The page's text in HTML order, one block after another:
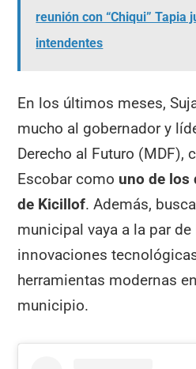
reunión con “Chiqui” Tapia
intendentes
En los últimos meses,
mucho al gobernador y
Derecho al Futuro (MDF),
Escobar como uno de los
de Kicillof. Además,
municipal vaya a la par
innovaciones
herramientas modernas
municipio.